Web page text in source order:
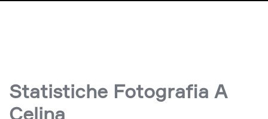
Statistiche Fotografia A
Celina